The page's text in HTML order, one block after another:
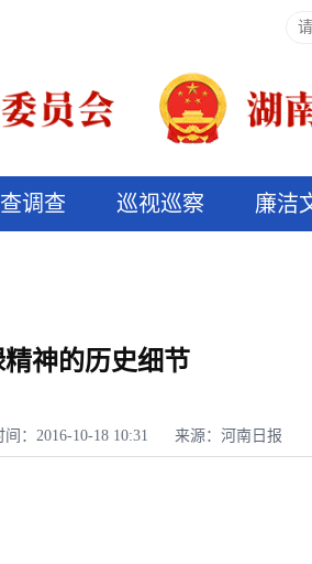
调查 巡视巡察 廉洁
神的历史细节
：2016-10-18 10:31 来源：河南日报